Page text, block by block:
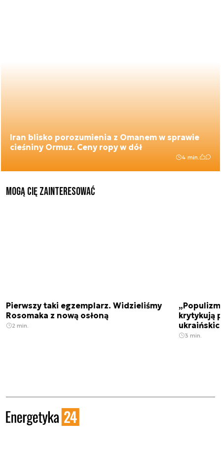
Iran blisko porozumienia z Omanem w sprawie
cieśniny Ormuz. Ceny ropy w dół
4 min.
Mogą Cię zainteresować
Pierwszy taki egzemplarz. Widzieliśmy
Rosomaka z nową osłoną
2 min.
krytykują
3 min.